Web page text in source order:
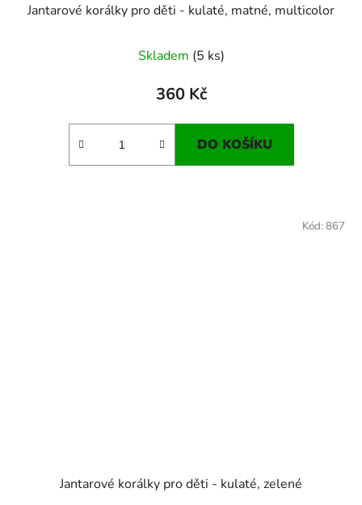
Jantarové korálky pro děti - kulaté, matné, multicolor
Skladem (5 ks)
360 Kč
DO KOŠÍKU
Jantarové korálky pro děti - kulaté, zelené
Kód: 867